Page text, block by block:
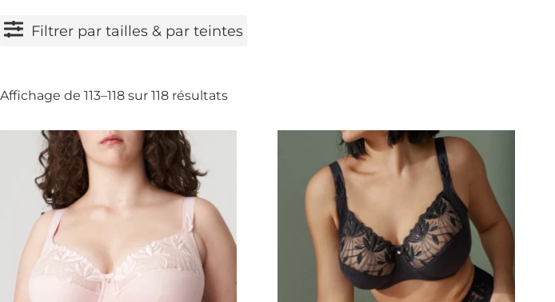
Filtrer par tailles & par teintes
Affichage de 113–118 sur 118 résultats